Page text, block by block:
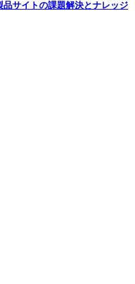
品サイトの課題解決とナレッジ